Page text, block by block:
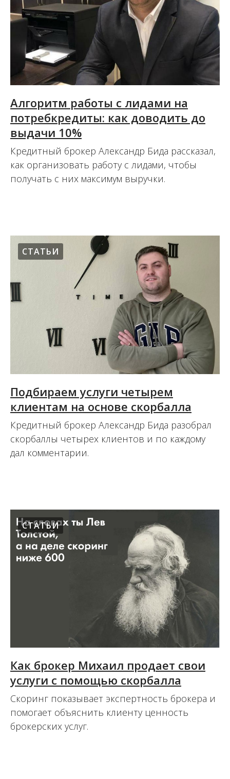
Алгоритм работы с лидами на
потребкредиты: как доводить до
выдачи 10%
Кредитный брокер Александр Бида рассказал,
как организовать работу с лидами, чтобы
получать с них максимум выручки.
СТАТЬИ
Подбираем услуги четырем
клиентам на основе скорбалла
Кредитный брокер Александр Бида разобрал
скорбаллы четырех клиентов и по каждому
дал комментарии.
СТАТЬИ
Как брокер Михаил продает свои
услуги с помощью скорбалла
Скоринг показывает экспертность брокера и
помогает объяснить клиенту ценность
брокерских услуг.